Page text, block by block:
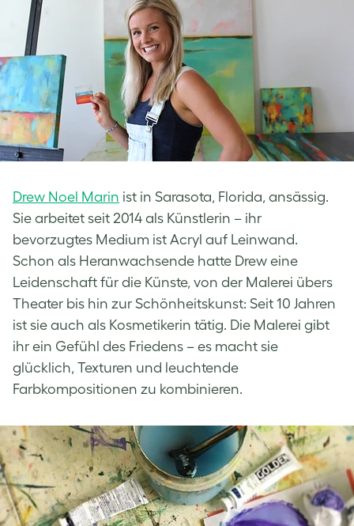
Drew Noel Marin ist in Sarasota, Florida, ansässig.
Sie arbeitet seit 2014 als Künstlerin – ihr
bevorzugtes Medium ist Acryl auf Leinwand.
Schon als Heranwachsende hatte Drew eine
Leidenschaft für die Künste, von der Malerei übers
Theater bis hin zur Schönheitskunst: Seit 10 Jahren
ist sie auch als Kosmetikerin tätig. Die Malerei gibt
ihr ein Gefühl des Friedens – es macht sie
glücklich, Texturen und leuchtende
Farbkompositionen zu kombinieren.